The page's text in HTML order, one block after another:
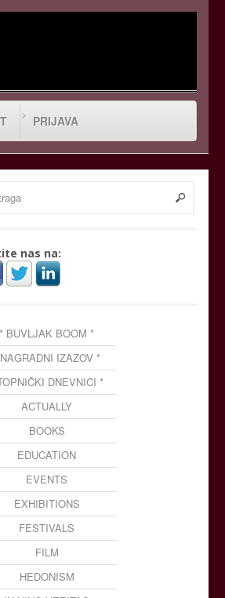
PRIJAVA
nas na:
* BUVLJAK BOOM *
IZAZOV *
DNEVNICI *
ACTUALLY
BOOKS
EDUCATION
EVENTS
EXHIBITIONS
FESTIVALS
FILM
HEDONISM